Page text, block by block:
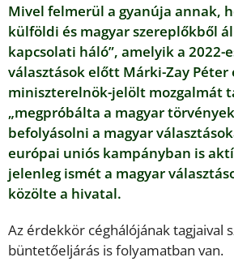
Mivel felmerül a gyanúja annak,
külföldi és magyar szereplőkből
kapcsolati háló”, amelyik a 2022-
választások előtt Márki-Zay Péter
miniszterelnök-jelölt mozgalmát
„megpróbálta a magyar
befolyásolni a magyar
európai uniós kampányban is
jelenleg ismét a magyar
közölte a hivatal.
Az érdekkör céghálójának tagjaival
büntetőeljárás is folyamatban van.